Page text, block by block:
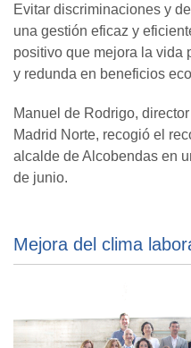
Evitar discriminaciones y
una gestión eficaz y
positivo que mejora la vida
y redunda en beneficios
Manuel de Rodrigo,
Madrid Norte, recogió el
alcalde de Alcobendas en
de junio.
Mejora del clima